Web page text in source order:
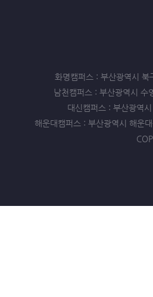
화명캠퍼스 : 부산광역시
남천캠퍼스 : 부산광역시
대신캠퍼스 : 부산광역
해운대캠퍼스 : 부산광역시 해운